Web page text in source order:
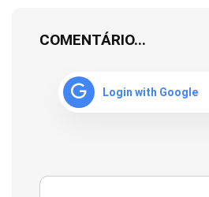
COMENTÁRIO...
Login with Google